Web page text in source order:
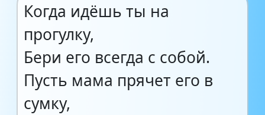
Когда идёшь ты на
прогулку,
Бери его всегда с собой.
Пусть мама прячет его в
сумку,